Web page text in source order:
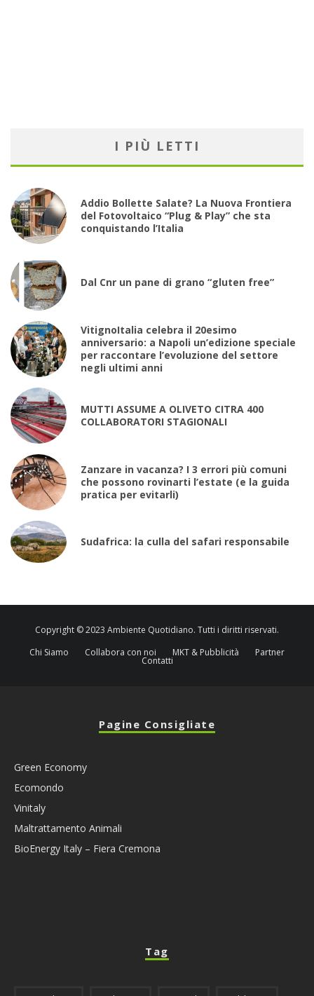
I PIÙ LETTI
Addio Bollette Salate? La Nuova Frontiera
del Fotovoltaico “Plug & Play” che sta
conquistando l’Italia
Dal Cnr un pane di grano “gluten free”
VitignoItalia celebra il 20esimo
anniversario: a Napoli un’edizione speciale
per raccontare l’evoluzione del settore
negli ultimi anni
MUTTI ASSUME A OLIVETO CITRA 400
COLLABORATORI STAGIONALI
Zanzare in vacanza? I 3 errori più comuni
che possono rovinarti l’estate (e la guida
pratica per evitarli)
Sudafrica: la culla del safari responsabile
Copyright © 2023 Ambiente Quotidiano. Tutti i diritti riservati.
Chi Siamo
Collabora con noi MKT & Pubblicità Partner
Contatti
Pagine Consigliate
Green Economy
Ecomondo
Vinitaly
Maltrattamento Animali
BioEnergy Italy – Fiera Cremona
Tag